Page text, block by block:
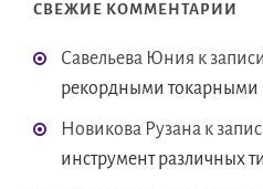
СВЕЖИЕ КОММЕНТАРИИ
Савельева Юния к записи
рекордными токарными
Новикова Рузана к
инструмент различных